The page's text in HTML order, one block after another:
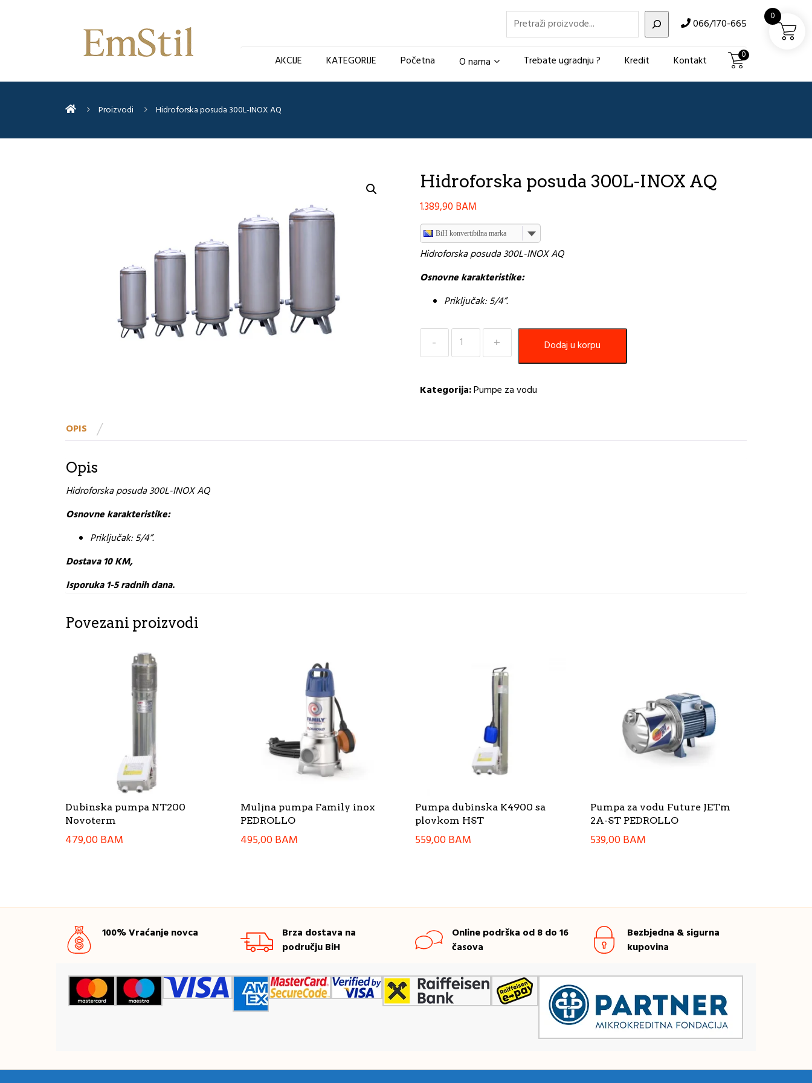
Pretraži 066/170-665
AKCIJE KATEGORIJE Početna O nama Trebate ugradnju ? Kredit Kontakt 0
Proizvodi Hidroforska posuda 300L-INOX AQ
Hidroforska posuda 300L-INOX AQ
1.389,90 BAM
BiH konvertibilna marka
Hidroforska posuda 300L-INOX AQ
Osnovne karakteristike:
Priključak: 5/4”.
Hidroforska
posuda
AQ
Dodaj u korpu
Kategorija:Pumpe za vodu
OPIS
Opis
Hidroforska posuda 300L-INOX AQ
Osnovne karakteristike:
Priključak: 5/4”.
Dostava 10 KM,
Isporuka 1-5 radnih dana.
Povezani proizvodi
Dubinska pumpa NT200
Novoterm
479,00BAM
Muljna pumpa Family inox
PEDROLLO
495,00BAM
Pumpa dubinska K4900 sa
plovkom HST
559,00BAM
Pumpa za vodu Future JETm
2A-ST PEDROLLO
539,00BAM
100% Vraćanje novca
Brza dostava na
području BiH
Online podrška od 8 do 16
časova
Bezbjedna & sigurna
kupovina
0